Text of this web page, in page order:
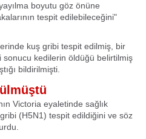
boyutu göz önüne
tespit edilebileceğini"
kuş gribi tespit edilmiş, bir
kedilerin öldüğü belirtilmiş
bildirilmişti.
Victoria eyaletinde sağlık
(H5N1) tespit edildiğini ve söz